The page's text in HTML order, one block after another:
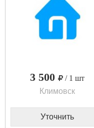
3 500
/ 1 шт
Климовск
Уточнить